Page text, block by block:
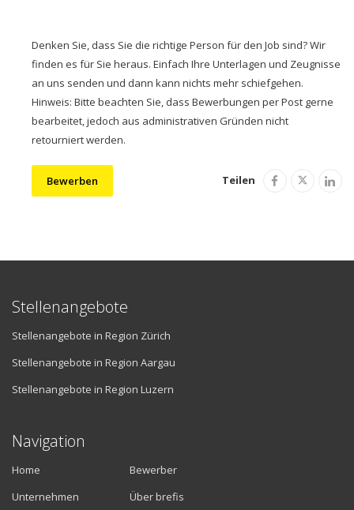
Denken Sie, dass Sie die richtige Person für den Job sind? Wir
finden es für Sie heraus. Einfach Ihre Unterlagen und Zeugnisse
an uns senden und dann kann nichts mehr schiefgehen.
Hinweis: Bitte beachten Sie, dass Bewerbungen per Post gerne
bearbeitet, jedoch aus administrativen Gründen nicht
retourniert werden.
Bewerben Teilen
Stellenangebote
Stellenangebote in Region Zürich
Stellenangebote in Region Aargau
Stellenangebote in Region Luzern
Navigation
Home
Unternehmen
Bewerber
Über brefis